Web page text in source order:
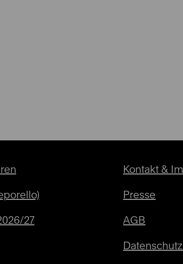
27
Kontakt &
Presse
AGB